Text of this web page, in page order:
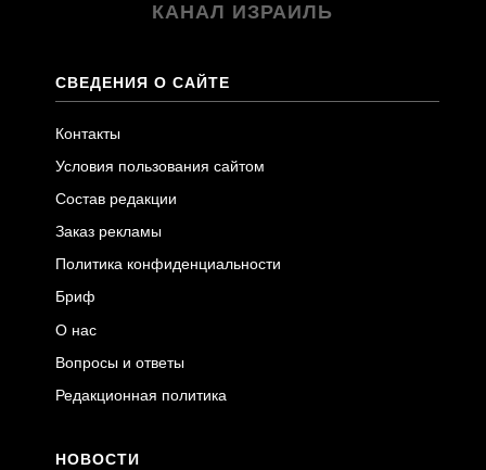
КАНАЛ ИЗРАИЛЬ
СВЕДЕНИЯ О САЙТЕ
Контакты
Условия пользования сайтом
Состав редакции
Заказ рекламы
Политика конфиденциальности
Бриф
О нас
Вопросы и ответы
Редакционная политика
НОВОСТИ